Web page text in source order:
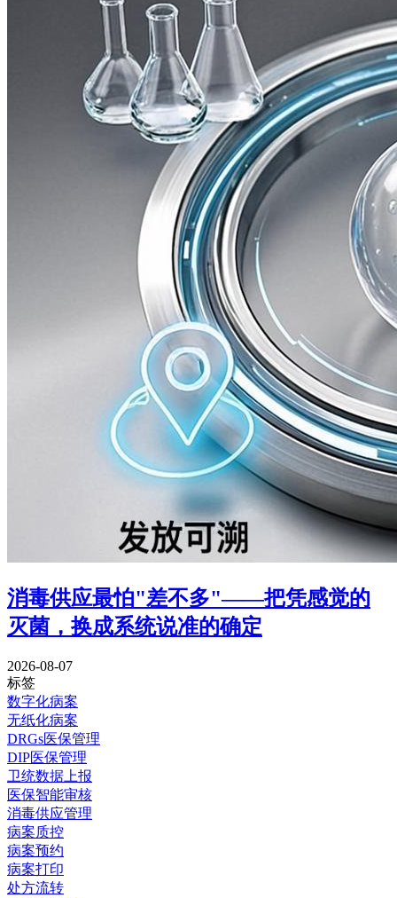
消毒供应最怕"差不多"——把凭感觉的
灭菌，换成系统说准的确定
2026-08-07
标签
数字化病案
无纸化病案
DRGs医保管理
DIP医保管理
卫统数据上报
医保智能审核
消毒供应管理
病案质控
病案预约
病案打印
处方流转